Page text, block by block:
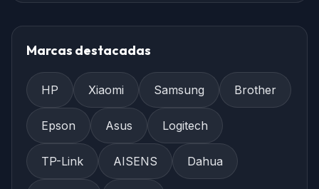
Marcas destacadas
HP Xiaomi Samsung Brother
Epson Asus Logitech
TP-Link AISENS Dahua